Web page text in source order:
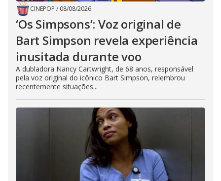
CINEPOP / 08/08/2026
‘Os Simpsons’: Voz original de
Bart Simpson revela experiência
inusitada durante voo
A dubladora Nancy Cartwright, de 68 anos, responsável
pela voz original do icônico Bart Simpson, relembrou
recentemente situações...